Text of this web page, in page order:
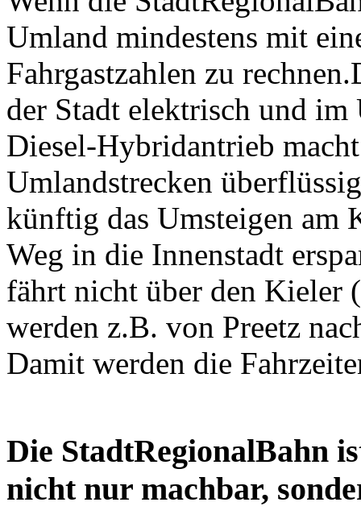
Umland mindestens mit
Fahrgastzahlen zu
der Stadt elektrisch und
Diesel-Hybridantrieb
Umlandstrecken
künftig das Umsteigen am
Weg in die Innenstadt
fährt nicht über den Kieler
werden z.B. von Preetz
Damit werden die
Die StadtRegionalBahn
nicht nur machbar,